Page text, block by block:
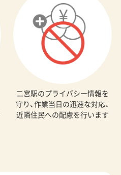
二宮駅のプライバシー情報を
守り、作業当日の迅速な対応、
近隣住民への配慮を行います